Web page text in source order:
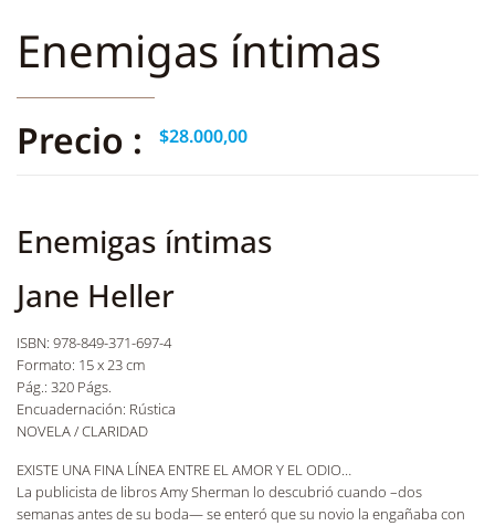
Enemigas íntimas
Precio : $28.000,00
Enemigas íntimas
Jane Heller
ISBN: 978-849-371-697-4
Formato: 15 x 23 cm
Pág.: 320 Págs.
Encuadernación: Rústica
NOVELA / CLARIDAD
EXISTE UNA FINA LÍNEA ENTRE EL AMOR Y EL ODIO…
La publicista de libros Amy Sherman lo descubrió cuando –dos
semanas antes de su boda— se enteró que su novio la engañaba con